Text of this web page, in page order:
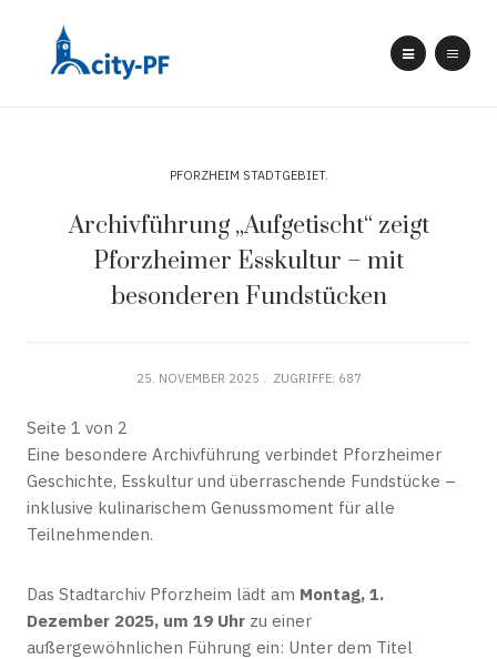
PFORZHEIM STADTGEBIET
Archivführung „Aufgetischt“ zeigt
Pforzheimer Esskultur – mit
besonderen Fundstücken
25. NOVEMBER 2025 ZUGRIFFE: 687
Seite 1 von 2
Eine besondere Archivführung verbindet Pforzheimer
Geschichte, Esskultur und überraschende Fundstücke –
inklusive kulinarischem Genussmoment für alle
Teilnehmenden.
Das Stadtarchiv Pforzheim lädt am Montag, 1.
Dezember 2025, um 19 Uhr zu einer
außergewöhnlichen Führung ein: Unter dem Titel